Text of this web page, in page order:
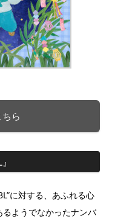
ら
に対する、あふれる心
ようでなかったナンバ